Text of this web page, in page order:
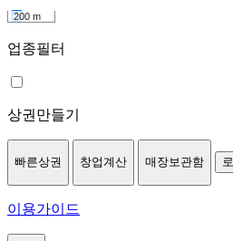
200 m
업종필터
상권만들기
빠른상권 창업계산 매장보관함
이용가이드